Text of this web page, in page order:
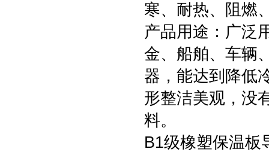
寒、耐热、阻燃
产品用途：广泛
金、船舶、车辆
器，能达到降低
形整洁美观，没
料。
B1级橡塑保温板